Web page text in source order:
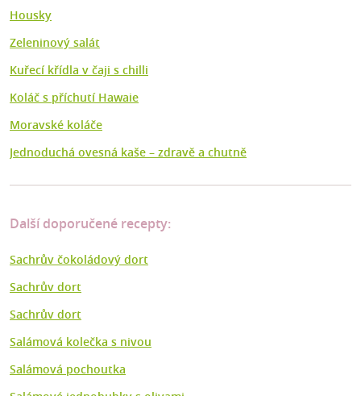
Housky
Zeleninový salát
Kuřecí křídla v čaji s chilli
Koláč s příchutí Hawaie
Moravské koláče
Jednoduchá ovesná kaše – zdravě a chutně
Další doporučené recepty:
Sachrův čokoládový dort
Sachrův dort
Sachrův dort
Salámová kolečka s nivou
Salámová pochoutka